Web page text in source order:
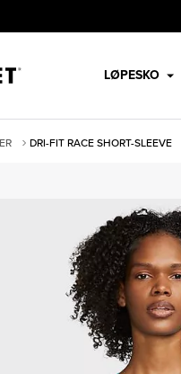
LØPESKO
DRI-FIT RACE SHORT-SLEEVE